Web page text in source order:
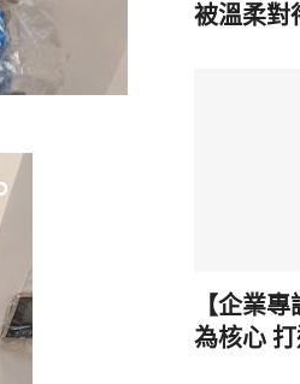
被溫柔對
【企業
為核心